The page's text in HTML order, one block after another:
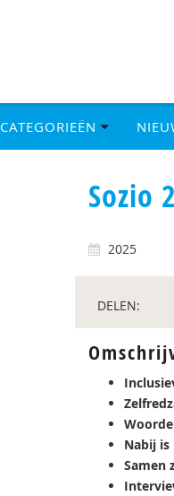
CATEGORIEËN
Sozio
2025
DELEN:
Nabij is
Samen